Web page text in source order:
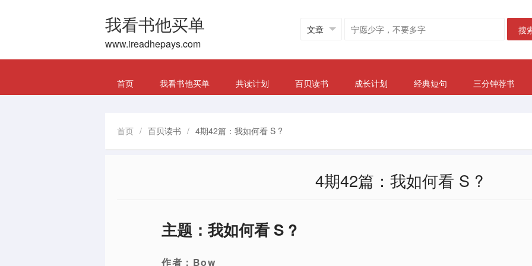
我看书他买单
www.ireadhepays.com
搜
首页 我看书他买单 共读计划 百贝读书 成长计划 经典短句 三分钟荐书
首页 / 百贝读书 / 4期42篇：我如何看 S ?
4期42篇：我如何看 S ?
主题：我如何看 S ?
作者： Bow